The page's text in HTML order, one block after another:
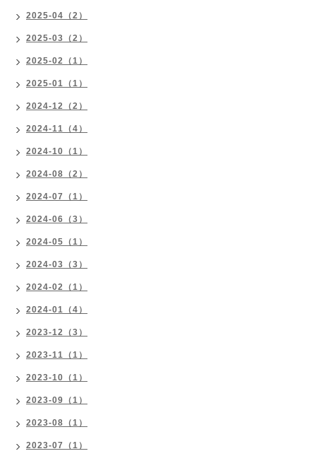
2025-04（2）
2025-03（2）
2025-02（1）
2025-01（1）
2024-12（2）
2024-11（4）
2024-10（1）
2024-08（2）
2024-07（1）
2024-06（3）
2024-05（1）
2024-03（3）
2024-02（1）
2024-01（4）
2023-12（3）
2023-11（1）
2023-10（1）
2023-09（1）
2023-08（1）
2023-07（1）